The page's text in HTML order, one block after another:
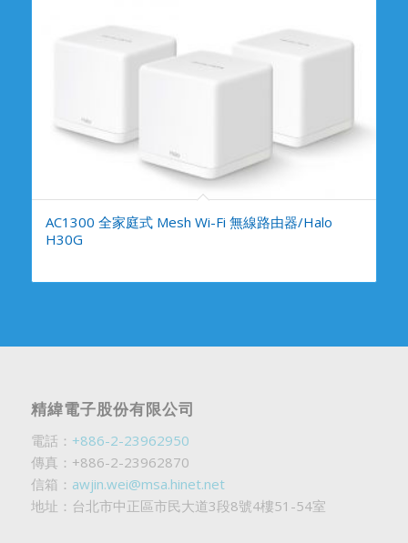
AC1300 全家庭式 Mesh Wi-Fi 無線路由器/Halo
H30G
精緯電子股份有限公司
電話： +886-2-23962950
傳真：+886-2-23962870
信箱： awjin.wei@msa.hinet.net
地址：台北市中正區市民大道3段8號4樓51-54室